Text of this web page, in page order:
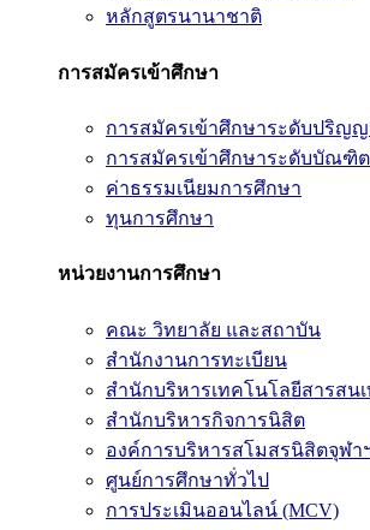
หลักสูตรนานาชาติ
การสมัครเข้าศึกษา
การสมัครเข้าศึกษาระดับปริญ
การสมัครเข้าศึกษาระดับบัณฑิ
ค่าธรรมเนียมการศึกษา
ทุนการศึกษา
หน่วยงานการศึกษา
คณะ วิทยาลัย และสถาบัน
สำนักงานการทะเบียน
สำนักบริหารเทคโนโลยีสารสน
สำนักบริหารกิจการนิสิต
องค์การบริหารสโมสรนิสิตจุฬา
ศูนย์การศึกษาทั่วไป
การประเมินออนไลน์ (MCV)